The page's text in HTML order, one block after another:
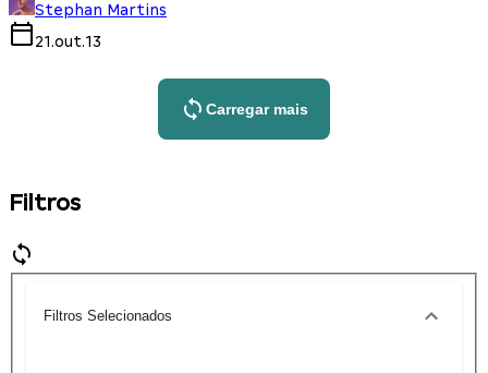
Stephan Martins
21.out.13
Carregar mais
Filtros
Filtros Selecionados